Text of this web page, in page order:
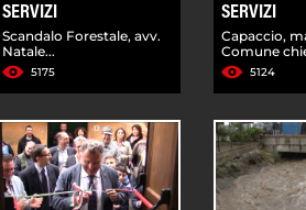
SERVIZI
Scandalo Forestale, avv.
Natale...
5175
SERVIZI
Capaccio,
Comune
5124